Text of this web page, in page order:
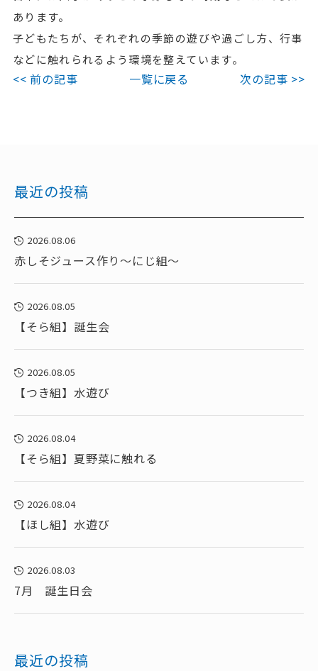
あります。
子どもたちが、それぞれの季節の遊びや過ごし方、行事
などに触れられるよう環境を整えています。
<< 前の記事 一覧に戻る 次の記事 >>
最近の投稿
2026.08.06
赤しそジュース作り～にじ組～
2026.08.05
【そら組】誕生会
2026.08.05
【つき組】水遊び
2026.08.04
【そら組】夏野菜に触れる
2026.08.04
【ほし組】水遊び
2026.08.03
7月 誕生日会
最近の投稿